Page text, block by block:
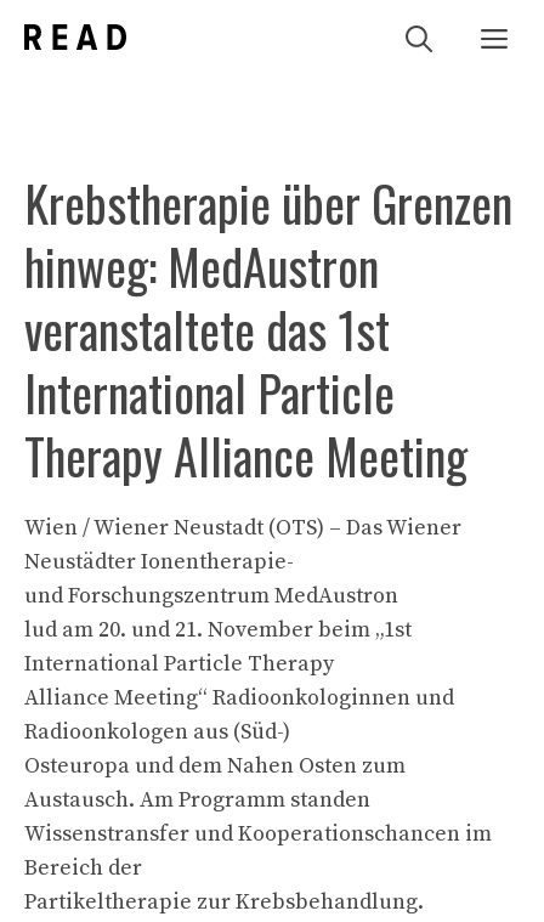
Inhalt
Krebstherapie über Grenzen
hinweg: MedAustron
veranstaltete das 1st
International Particle
Therapy Alliance Meeting
Wien / Wiener Neustadt (OTS) – Das Wiener
Neustädter Ionentherapie-
und Forschungszentrum MedAustron
lud am 20. und 21. November beim „1st
International Particle Therapy
Alliance Meeting“ Radioonkologinnen und
Radioonkologen aus (Süd-)
Osteuropa und dem Nahen Osten zum
Austausch. Am Programm standen
Wissenstransfer und Kooperationschancen im
Bereich der
Partikeltherapie zur Krebsbehandlung.